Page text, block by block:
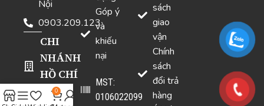
Nội
0903.209.123
CHI
NHÁNH
HỒ CHÍ
MINH
Góp ý
và
khiếu
nại
MST:
0106022099
sách
giao
vận
Chính
sách
đổi trả
hàng
0